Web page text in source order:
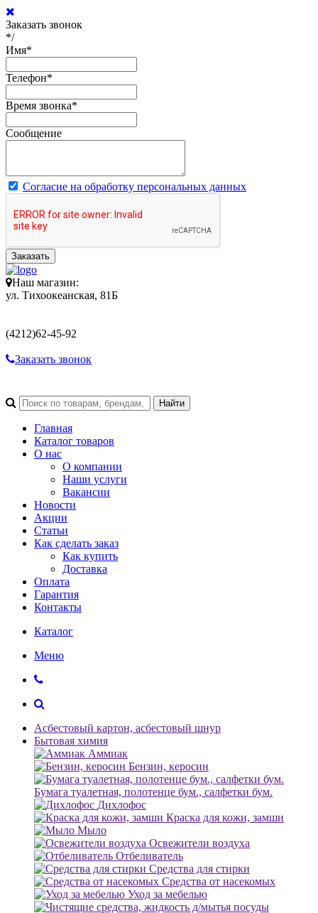
Заказать звонок
*/
Имя*
Телефон*
Время звонка*
Сообщение
Согласие на обработку персональных данных
Заказать
Наш магазин:
ул. Тихоокеанская, 81Б
(4212)62-45-92
Заказать звонок
Главная
Каталог товаров
О нас
О компании
Наши услуги
Вакансии
Новости
Акции
Статьи
Как сделать заказ
Как купить
Доставка
Оплата
Гарантия
Контакты
Каталог
Меню
Асбестовый картон, асбестовый шнур
Бытовая химия
Аммиак
Бензин, керосин
Бумага туалетная, полотенце бум., салфетки бум.
Дихлофос
Краска для кожи, замши
Мыло
Освежители воздуха
Отбеливатель
Средства для стирки
Средства от насекомых
Уход за мебелью